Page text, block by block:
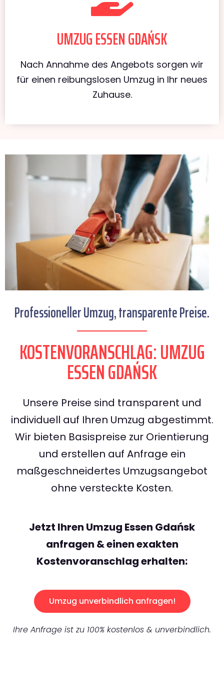
UMZUG ESSEN GDAŃSK
Nach Annahme des Angebots sorgen wir
für einen reibungslosen Umzug in Ihr neues
Zuhause.
Professioneller Umzug, transparente Preise.
KOSTENVORANSCHLAG: UMZUG
ESSEN GDAŃSK
Unsere Preise sind transparent und
individuell auf Ihren Umzug abgestimmt.
Wir bieten Basispreise zur Orientierung
und erstellen auf Anfrage ein
maßgeschneidertes Umzugsangebot
ohne versteckte Kosten.
Jetzt Ihren Umzug Essen Gdańsk
anfragen & einen exakten
Kostenvoranschlag erhalten:
Umzug unverbindlich anfragen!
Ihre Anfrage ist zu 100% kostenlos & unverbindlich.